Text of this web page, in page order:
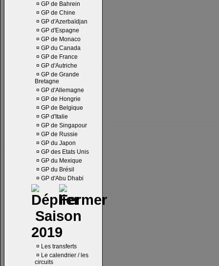
¤ GP de Bahrein
¤ GP de Chine
¤ GP d'Azerbaïdjan
¤ GP d'Espagne
¤ GP de Monaco
¤ GP du Canada
¤ GP de France
¤ GP d'Autriche
¤ GP de Grande
Bretagne
¤ GP d'Allemagne
¤ GP de Hongrie
¤ GP de Belgique
¤ GP d'Italie
¤ GP de Singapour
¤ GP de Russie
¤ GP du Japon
¤ GP des Etats Unis
¤ GP du Mexique
¤ GP du Brésil
¤ GP d'Abu Dhabi
Saison
2019
¤ Les transferts
¤ Le calendrier / les
circuits